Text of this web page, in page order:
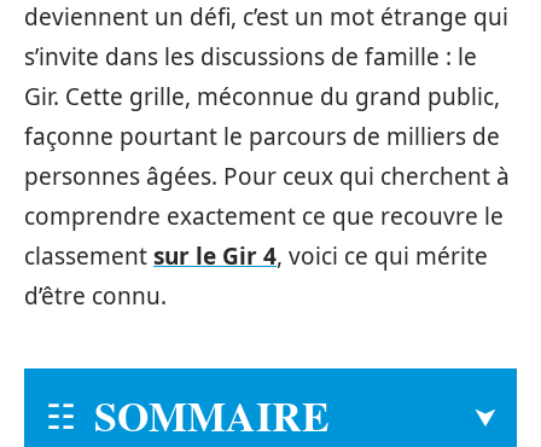
deviennent un défi, c’est un mot étrange qui
s’invite dans les discussions de famille : le
Gir. Cette grille, méconnue du grand public,
façonne pourtant le parcours de milliers de
personnes âgées. Pour ceux qui cherchent à
comprendre exactement ce que recouvre le
classementsur le Gir 4, voici ce qui mérite
d’être connu.
SOMMAIRE